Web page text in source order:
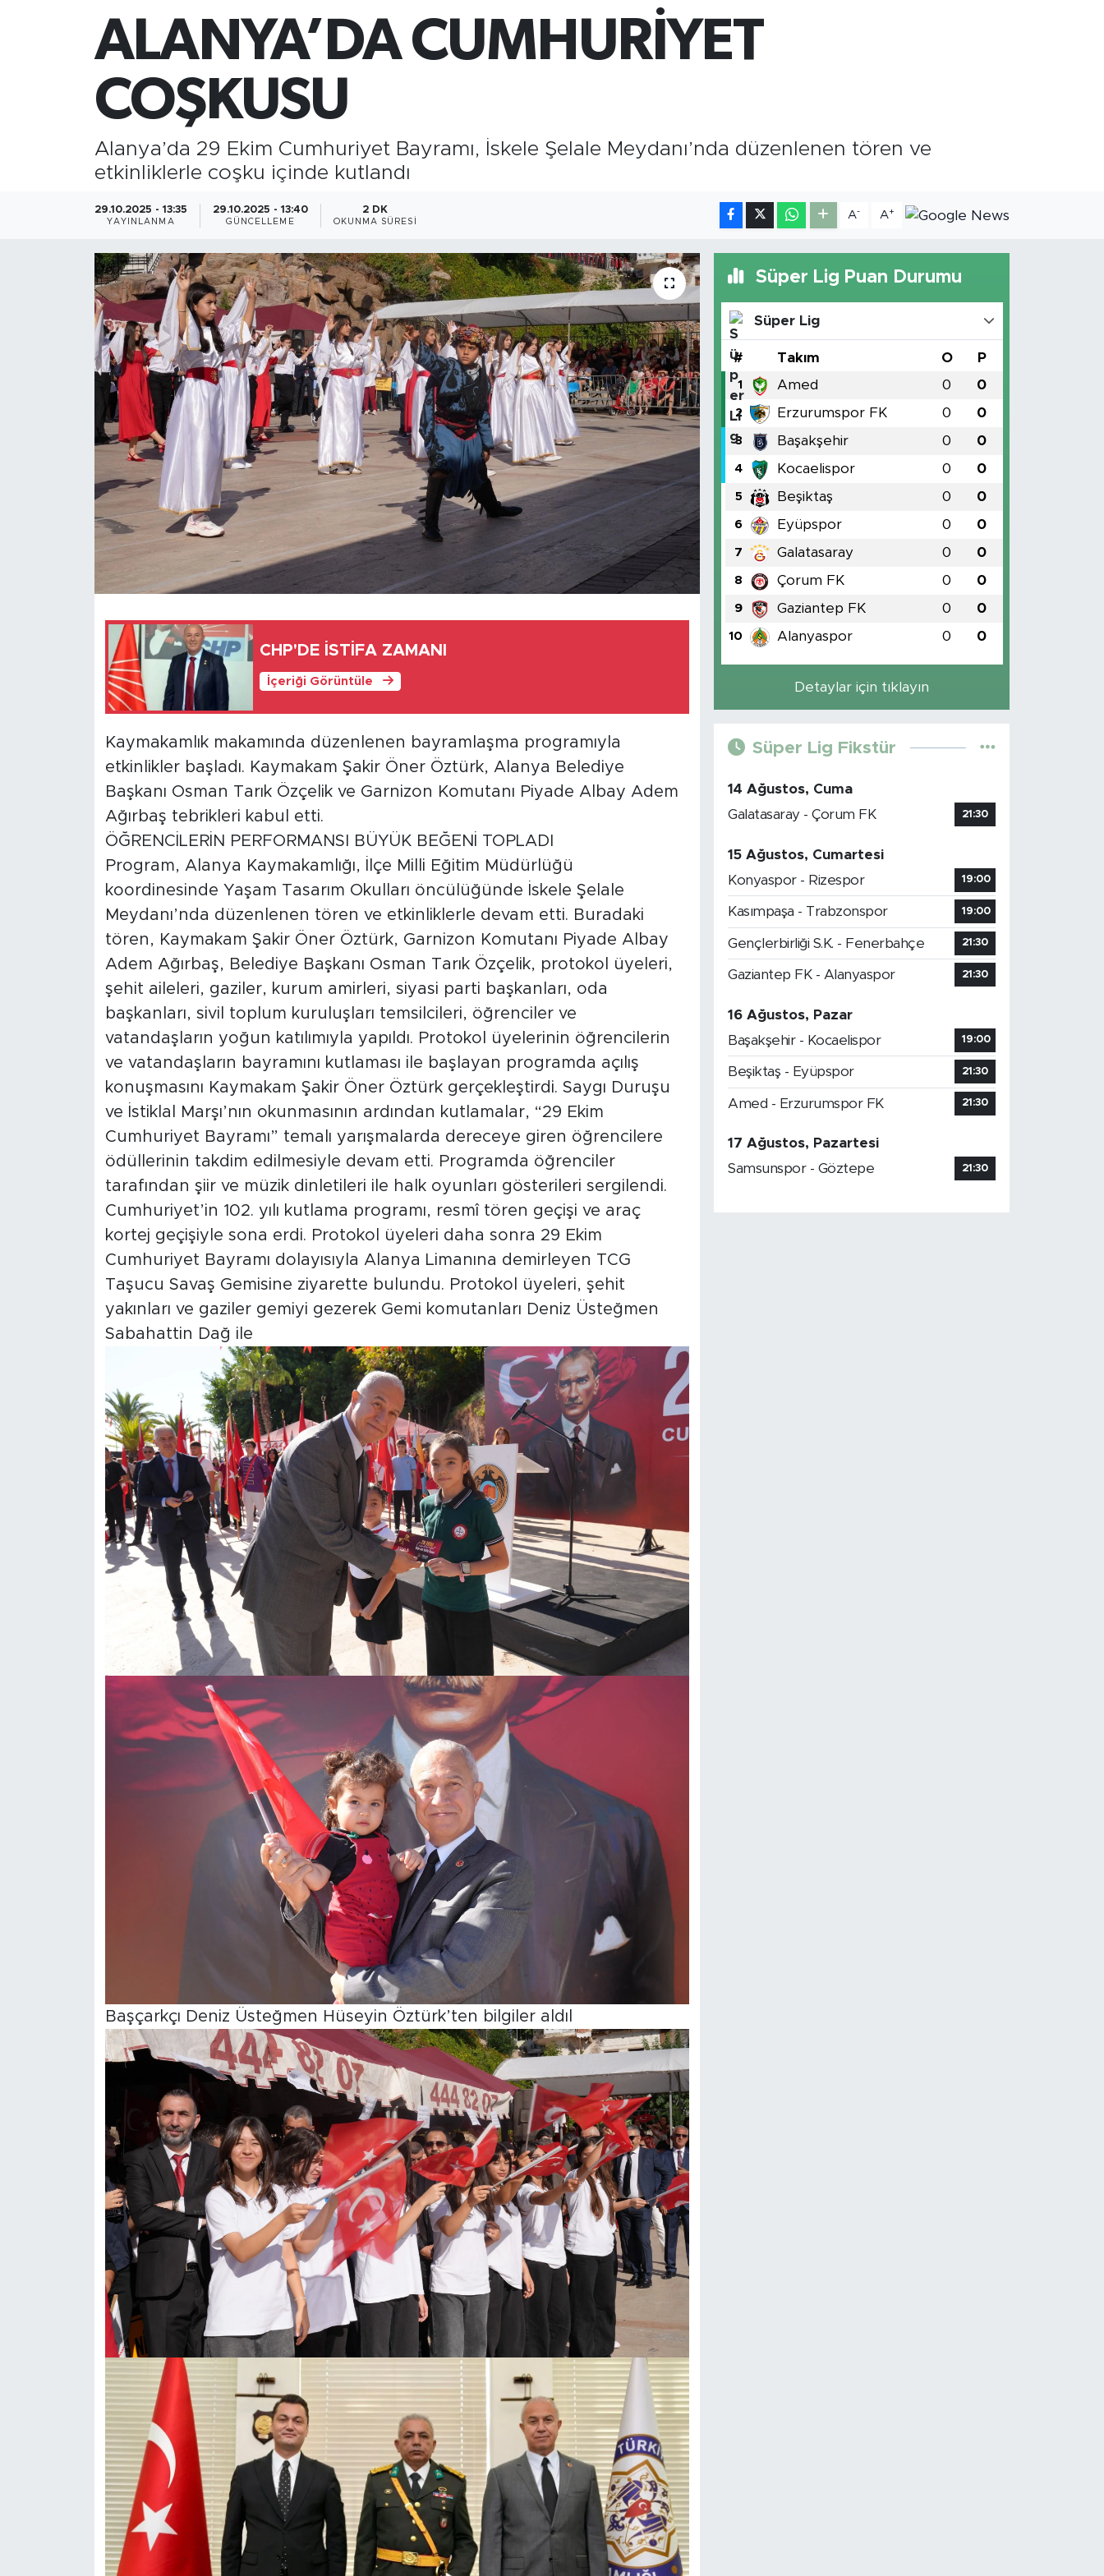
BİST100
BITCOIN
ALANYA’DA CUMHURİYET
COŞKUSU
Alanya’da 29 Ekim Cumhuriyet Bayramı, İskele Şelale Meydanı’nda düzenlenen tören ve
etkinliklerle coşku içinde kutlandı
29.10.2025 - 13:35
YAYINLANMA
29.10.2025 - 13:40
GÜNCELLEME
2 DK
OKUNMA SÜRESI
A- A+
CHP'DE İSTİFA ZAMANI
İçeriği Görüntüle
Kaymakamlık makamında düzenlenen bayramlaşma programıyla
etkinlikler başladı. Kaymakam Şakir Öner Öztürk, Alanya Belediye
Başkanı Osman Tarık Özçelik ve Garnizon Komutanı Piyade Albay Adem
Ağırbaş tebrikleri kabul etti.
ÖĞRENCİLERİN PERFORMANSI BÜYÜK BEĞENİ TOPLADI
Program, Alanya Kaymakamlığı, İlçe Milli Eğitim Müdürlüğü
koordinesinde Yaşam Tasarım Okulları öncülüğünde İskele Şelale
Meydanı’nda düzenlenen tören ve etkinliklerle devam etti. Buradaki
tören, Kaymakam Şakir Öner Öztürk, Garnizon Komutanı Piyade Albay
Adem Ağırbaş, Belediye Başkanı Osman Tarık Özçelik, protokol üyeleri,
şehit aileleri, gaziler, kurum amirleri, siyasi parti başkanları, oda
başkanları, sivil toplum kuruluşları temsilcileri, öğrenciler ve
vatandaşların yoğun katılımıyla yapıldı. Protokol üyelerinin öğrencilerin
ve vatandaşların bayramını kutlaması ile başlayan programda açılış
konuşmasını Kaymakam Şakir Öner Öztürk gerçekleştirdi. Saygı Duruşu
ve İstiklal Marşı’nın okunmasının ardından kutlamalar, “29 Ekim
Cumhuriyet Bayramı” temalı yarışmalarda dereceye giren öğrencilere
ödüllerinin takdim edilmesiyle devam etti. Programda öğrenciler
tarafından şiir ve müzik dinletileri ile halk oyunları gösterileri sergilendi.
Cumhuriyet’in 102. yılı kutlama programı, resmî tören geçişi ve araç
kortej geçişiyle sona erdi. Protokol üyeleri daha sonra 29 Ekim
Cumhuriyet Bayramı dolayısıyla Alanya Limanına demirleyen TCG
Taşucu Savaş Gemisine ziyarette bulundu. Protokol üyeleri, şehit
yakınları ve gaziler gemiyi gezerek Gemi komutanları Deniz Üsteğmen
Sabahattin Dağ ile
Başçarkçı Deniz Üsteğmen Hüseyin Öztürk’ten bilgiler aldıl
Süper Lig Puan Durumu
Süper Lig
# Takım O P
1 Amed 0 0
2 Erzurumspor FK 0 0
3 Başakşehir 0 0
4 Kocaelispor 0 0
5 Beşiktaş 0 0
6 Eyüpspor 0 0
7 Galatasaray 0 0
8 Çorum FK 0 0
9 Gaziantep FK 0 0
10 Alanyaspor 0 0
Detaylar için tıklayın
Süper Lig Fikstür
14 Ağustos, Cuma
Galatasaray - Çorum FK
21:30
15 Ağustos, Cumartesi
Konyaspor - Rizespor
19:00
Kasımpaşa - Trabzonspor 19:00
Gençlerbirliği S.K. - Fenerbahçe 21:30
Gaziantep FK - Alanyaspor 21:30
16 Ağustos, Pazar
Başakşehir - Kocaelispor
19:00
Beşiktaş - Eyüpspor 21:30
Amed - Erzurumspor FK 21:30
17 Ağustos, Pazartesi
Samsunspor - Göztepe
21:30
Gazipaşa
Gündem
İnşaat-Emlak
Siyaset
Turizm
Yaşam